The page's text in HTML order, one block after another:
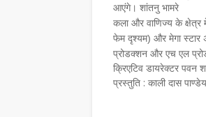
आएंगे। शांतनु भामरे
कला और वाणिज्य के क्षेत्र
फेमदृश्यम) और मेगा स्टार
प्रोडक्शन और एच एल
क्रिएटिव डायरेक्टर पवन
प्रस्तुति : काली दास पाण्डेय